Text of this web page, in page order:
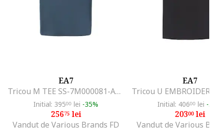
EA7
Tricou M TEE SS-7M000081-AF12874-U8106
Initial: 39500 lei -35%
25675lei
Vandut de Various Brands FD
EA7
Initial: 40600 lei -
20300lei
Vandut de Various